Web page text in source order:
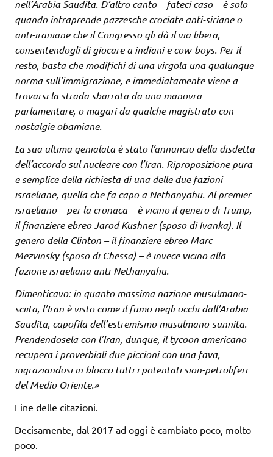
nell’Arabia Saudita. D’altro canto – fateci caso – è solo
quando intraprende pazzesche crociate anti-siriane o
anti-iraniane che il Congresso gli dà il via libera,
consentendogli di giocare a indiani e cow-boys. Per il
resto, basta che modifichi di una virgola una qualunque
norma sull’immigrazione, e immediatamente viene a
trovarsi la strada sbarrata da una manovra
parlamentare, o magari da qualche magistrato con
nostalgie obamiane.
La sua ultima genialata è stato l’annuncio della disdetta
dell’accordo sul nucleare con l’Iran. Riproposizione pura
e semplice della richiesta di una delle due fazioni
israeliane, quella che fa capo a Nethanyahu. Al premier
israeliano – per la cronaca – è vicino il genero di Trump,
il finanziere ebreo Jarod Kushner (sposo di Ivanka). Il
genero della Clinton – il finanziere ebreo Marc
Mezvinsky (sposo di Chessa) – è invece vicino alla
fazione israeliana anti-Nethanyahu.
Dimenticavo: in quanto massima nazione musulmano-
sciita, l’Iran è visto come il fumo negli occhi dall’Arabia
Saudita, capofila dell’estremismo musulmano-sunnita.
Prendendosela con l’Iran, dunque, il tycoon americano
recupera i proverbiali due piccioni con una fava,
ingraziandosi in blocco tutti i potentati sion-petroliferi
del Medio Oriente.»
Fine delle citazioni.
Decisamente, dal 2017 ad oggi è cambiato poco, molto
poco.